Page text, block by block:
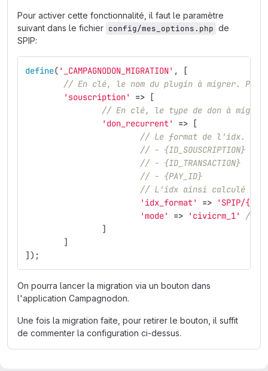
Pour activer cette fonctionnalité, il faut le paramètre
suivant dans le fichier config/mes_options.php de
SPIP:
define( '_CAMPAGNODON_MIGRATION' ,
[
// En clé, le nom du plugin à migrer.
'souscription'
=>
[
// En clé, le type de don à
'don_recurrent'
=>
[
// Le format de l'idx. On
// - {ID_SOUSCRIPTION}
// - {ID_TRANSACTION}
// - {PAY_ID}
// L'idx ainsi calculé va
'idx_format'
=>
'SPIP/
'mode'
=> 'civicrm_1'
// le
]
]
]);
On pourra lancer la migration via un bouton dans
l'application Campagnodon.
Une fois la migration faite, pour retirer le bouton, il suffit
de commenter la configuration ci-dessus.